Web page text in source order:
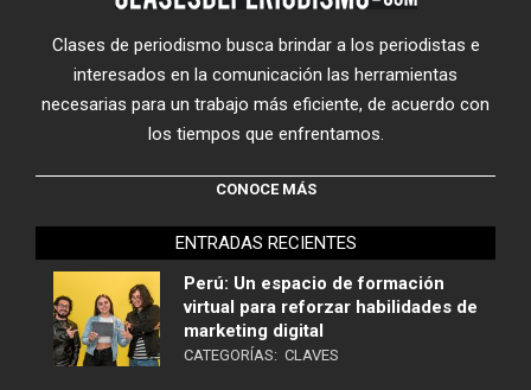
Clases de periodismo busca brindar a los periodistas e
interesados en la comunicación las herramientas
necesarias para un trabajo más eficiente, de acuerdo con
los tiempos que enfrentamos.
CONOCE MÁS
ENTRADAS RECIENTES
Perú: Un espacio de formación
virtual para reforzar habilidades de
marketing digital
CATEGORÍAS: CLAVES